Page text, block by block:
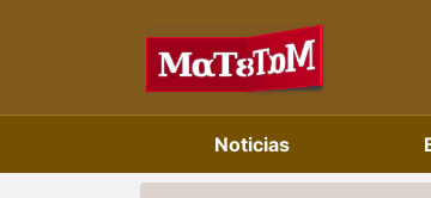
Noticias